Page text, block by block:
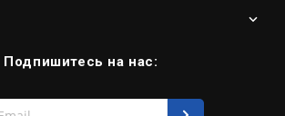
Подпишитесь на нас:
Введите